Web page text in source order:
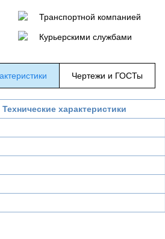
Транспортной компанией
Курьерскими службами
Чертежи и ГОСТы
Технические характеристики